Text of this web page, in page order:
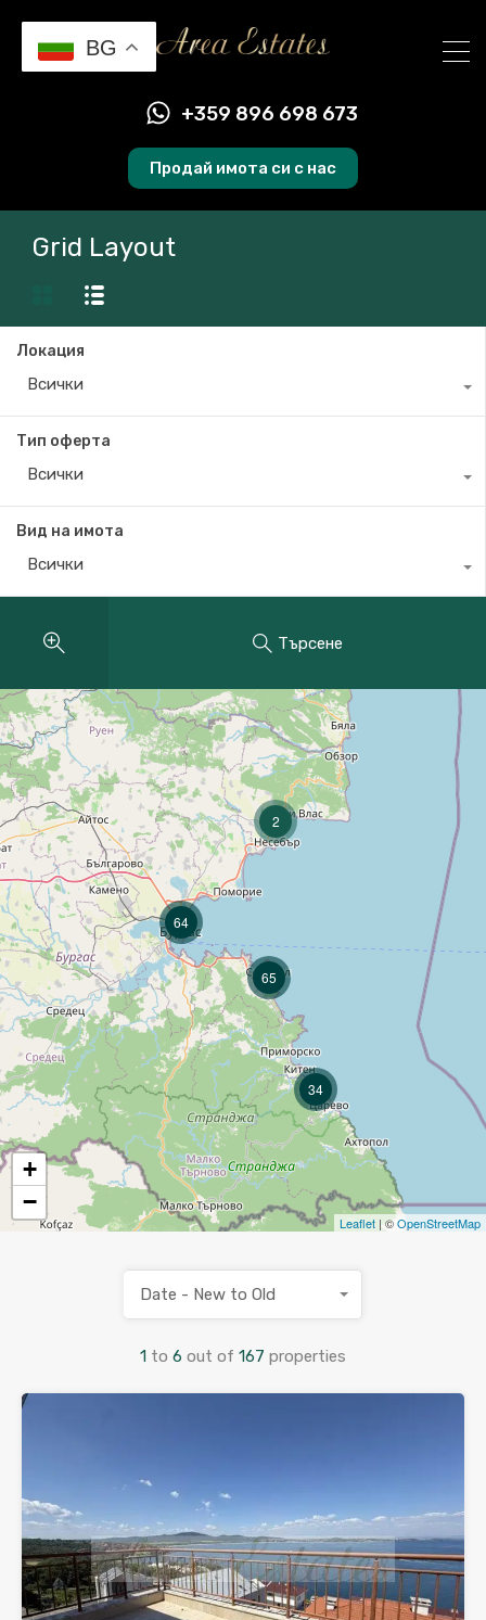
+359 896 698 673
Продай имота си с нас
Grid Layout
Локация
Всички
Тип оферта
Всички
Вид на имота
Всички
Търсене
2
64
65
34
+
−
Leaflet | ©OpenStreetMap
1 to 6 out of 167 properties
Date - New to Old
BG